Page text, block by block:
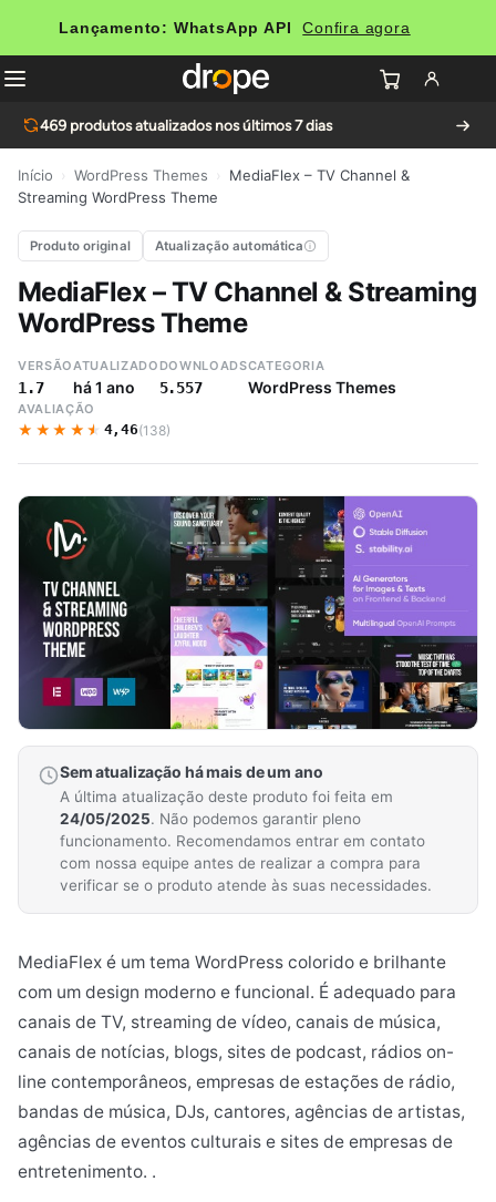
Lançamento: WhatsApp API Confira agora
469 produtos atualizados nos últimos 7 dias
Início WordPress Themes
MediaFlex – TV Channel &
Streaming WordPress Theme
Produto original Atualização automática
MediaFlex – TV Channel & Streaming
WordPress Theme
VERSÃO
1.7
ATUALIZADO
há 1 ano
DOWNLOADS
5.557
CATEGORIA
WordPress Themes
AVALIAÇÃO
★★★★★
★★★★★ 4,46(138)
Sem atualização há mais de um ano
A última atualização deste produto foi feita em
24/05/2025. Não podemos garantir pleno
funcionamento. Recomendamos entrar em contato
com nossa equipe antes de realizar a compra para
verificar se o produto atende às suas necessidades.
MediaFlex é um tema WordPress colorido e brilhante
com um design moderno e funcional. É adequado para
canais de TV, streaming de vídeo, canais de música,
canais de notícias, blogs, sites de podcast, rádios on-
line contemporâneos, empresas de estações de rádio,
bandas de música, DJs, cantores, agências de artistas,
agências de eventos culturais e sites de empresas de
entretenimento. .